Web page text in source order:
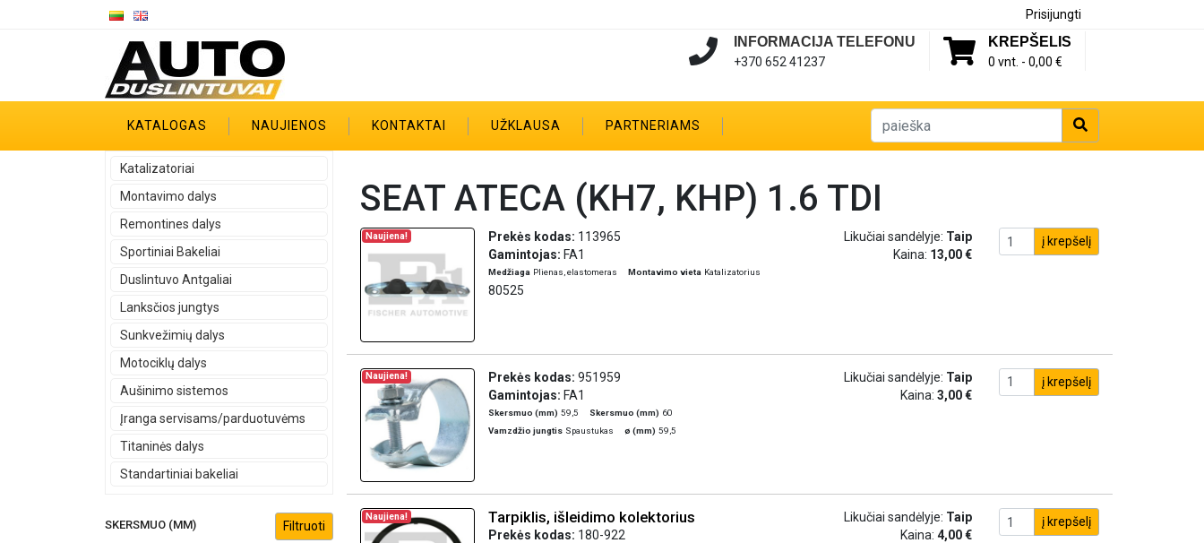
Prisijungti
KREPŠELIS
0 vnt. - 0,00 €
INFORMACIJA TELEFONU
+370 652 41237
KATALOGAS NAUJIENOS KONTAKTAI UŽKLAUSA PARTNERIAMS
Katalizatoriai
Montavimo dalys
Remontines dalys
Sportiniai Bakeliai
Duslintuvo Antgaliai
Lanksčios jungtys
Sunkvežimių dalys
Motociklų dalys
Aušinimo sistemos
Įranga servisams/parduotuvėms
Titaninės dalys
Standartiniai bakeliai
SKERSMUO (MM)
SEAT ATECA (KH7, KHP) 1.6 TDI
Naujiena! Prekės kodas: 113965
Gamintojas: FA1
Medžiaga Plienas, elastomeras Montavimo vieta Katalizatorius
80525
Likučiai sandėlyje: Taip
Kaina: 13,00 €
į krepšelį
Naujiena! Prekės kodas: 951959
Gamintojas: FA1
Skersmuo (mm) 59,5 Skersmuo (mm) 60
Vamzdžio jungtis Spaustukas ø (mm) 59,5
Likučiai sandėlyje: Taip
Kaina: 3,00 €
į krepšelį
Naujiena! Tarpiklis, išleidimo kolektorius
Prekės kodas: 180-922
Likučiai sandėlyje: Taip
Kaina: 4,00 €
į krepšelį